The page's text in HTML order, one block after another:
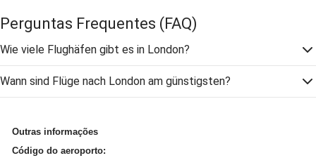
Perguntas Frequentes (FAQ)
Wie viele Flughäfen gibt es in London?
Wann sind Flüge nach London am günstigsten?
Outras informações
Código do aeroporto: